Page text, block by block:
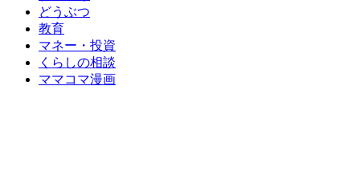
どうぶつ
教育
マネー・投資
くらしの相談
ママコマ漫画